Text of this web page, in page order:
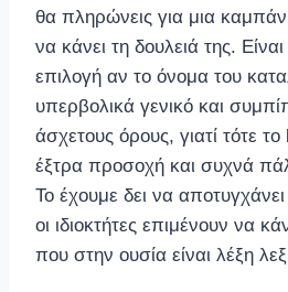
θα πληρώνεις για μια
να κάνει τη δουλειά της.
επιλογή αν το όνομα του
υπερβολικά γενικό και
άσχετους όρους, γιατί τότε
έξτρα προσοχή και συχνά
Το έχουμε δει να
οι ιδιοκτήτες επιμένουν να
που στην ουσία είναι λέξη